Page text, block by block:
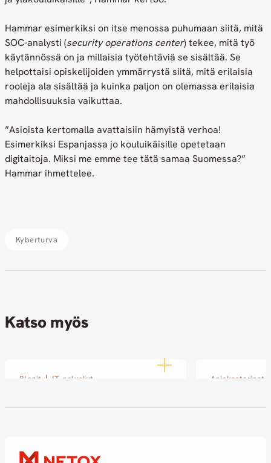
Hammar esimerkiksi on itse menossa puhumaan siitä, mitä
SOC-analysti (security operations center) tekee, mitä työ
käytännössä on ja millaisia työtehtäviä se sisältää. Se
helpottaisi opiskelijoiden ymmärrystä siitä, mitä erilaisia
rooleja ala sisältää ja kuinka paljon on olemassa erilaisia
mahdollisuuksia vaikuttaa.
”Asioista kertomalla avattaisiin hämyistä verhoa!
Esimerkiksi Espanjassa jo kouluikäisille opetetaan
digitaitoja. Miksi me emme tee tätä samaa Suomessa?”
Hammar ihmettelee.
Kyberturva
Katso myös
Blogit IT-palvelut Asiakastarinat